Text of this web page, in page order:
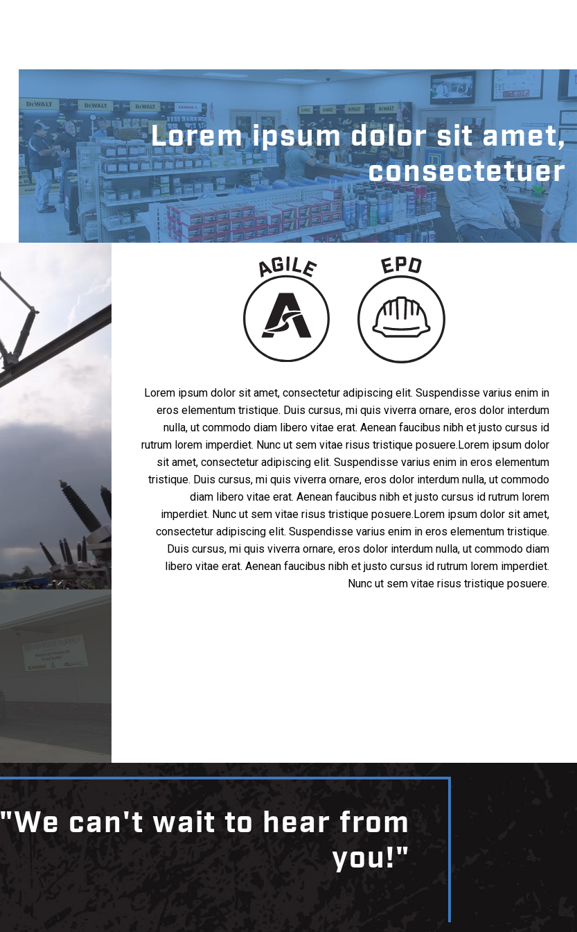
Lorem ipsum dolor sit amet,
consectetuer
Lorem ipsum dolor sit amet, consectetur adipiscing elit. Suspendisse varius enim in
eros elementum tristique. Duis cursus, mi quis viverra ornare, eros dolor interdum
nulla, ut commodo diam libero vitae erat. Aenean faucibus nibh et justo cursus id
rutrum lorem imperdiet. Nunc ut sem vitae risus tristique posuere.Lorem ipsum dolor
sit amet, consectetur adipiscing elit. Suspendisse varius enim in eros elementum
tristique. Duis cursus, mi quis viverra ornare, eros dolor interdum nulla, ut commodo
diam libero vitae erat. Aenean faucibus nibh et justo cursus id rutrum lorem
imperdiet. Nunc ut sem vitae risus tristique posuere.Lorem ipsum dolor sit amet,
consectetur adipiscing elit. Suspendisse varius enim in eros elementum tristique.
Duis cursus, mi quis viverra ornare, eros dolor interdum nulla, ut commodo diam
libero vitae erat. Aenean faucibus nibh et justo cursus id rutrum lorem imperdiet.
Nunc ut sem vitae risus tristique posuere.
"We can't wait to hear from
you!"